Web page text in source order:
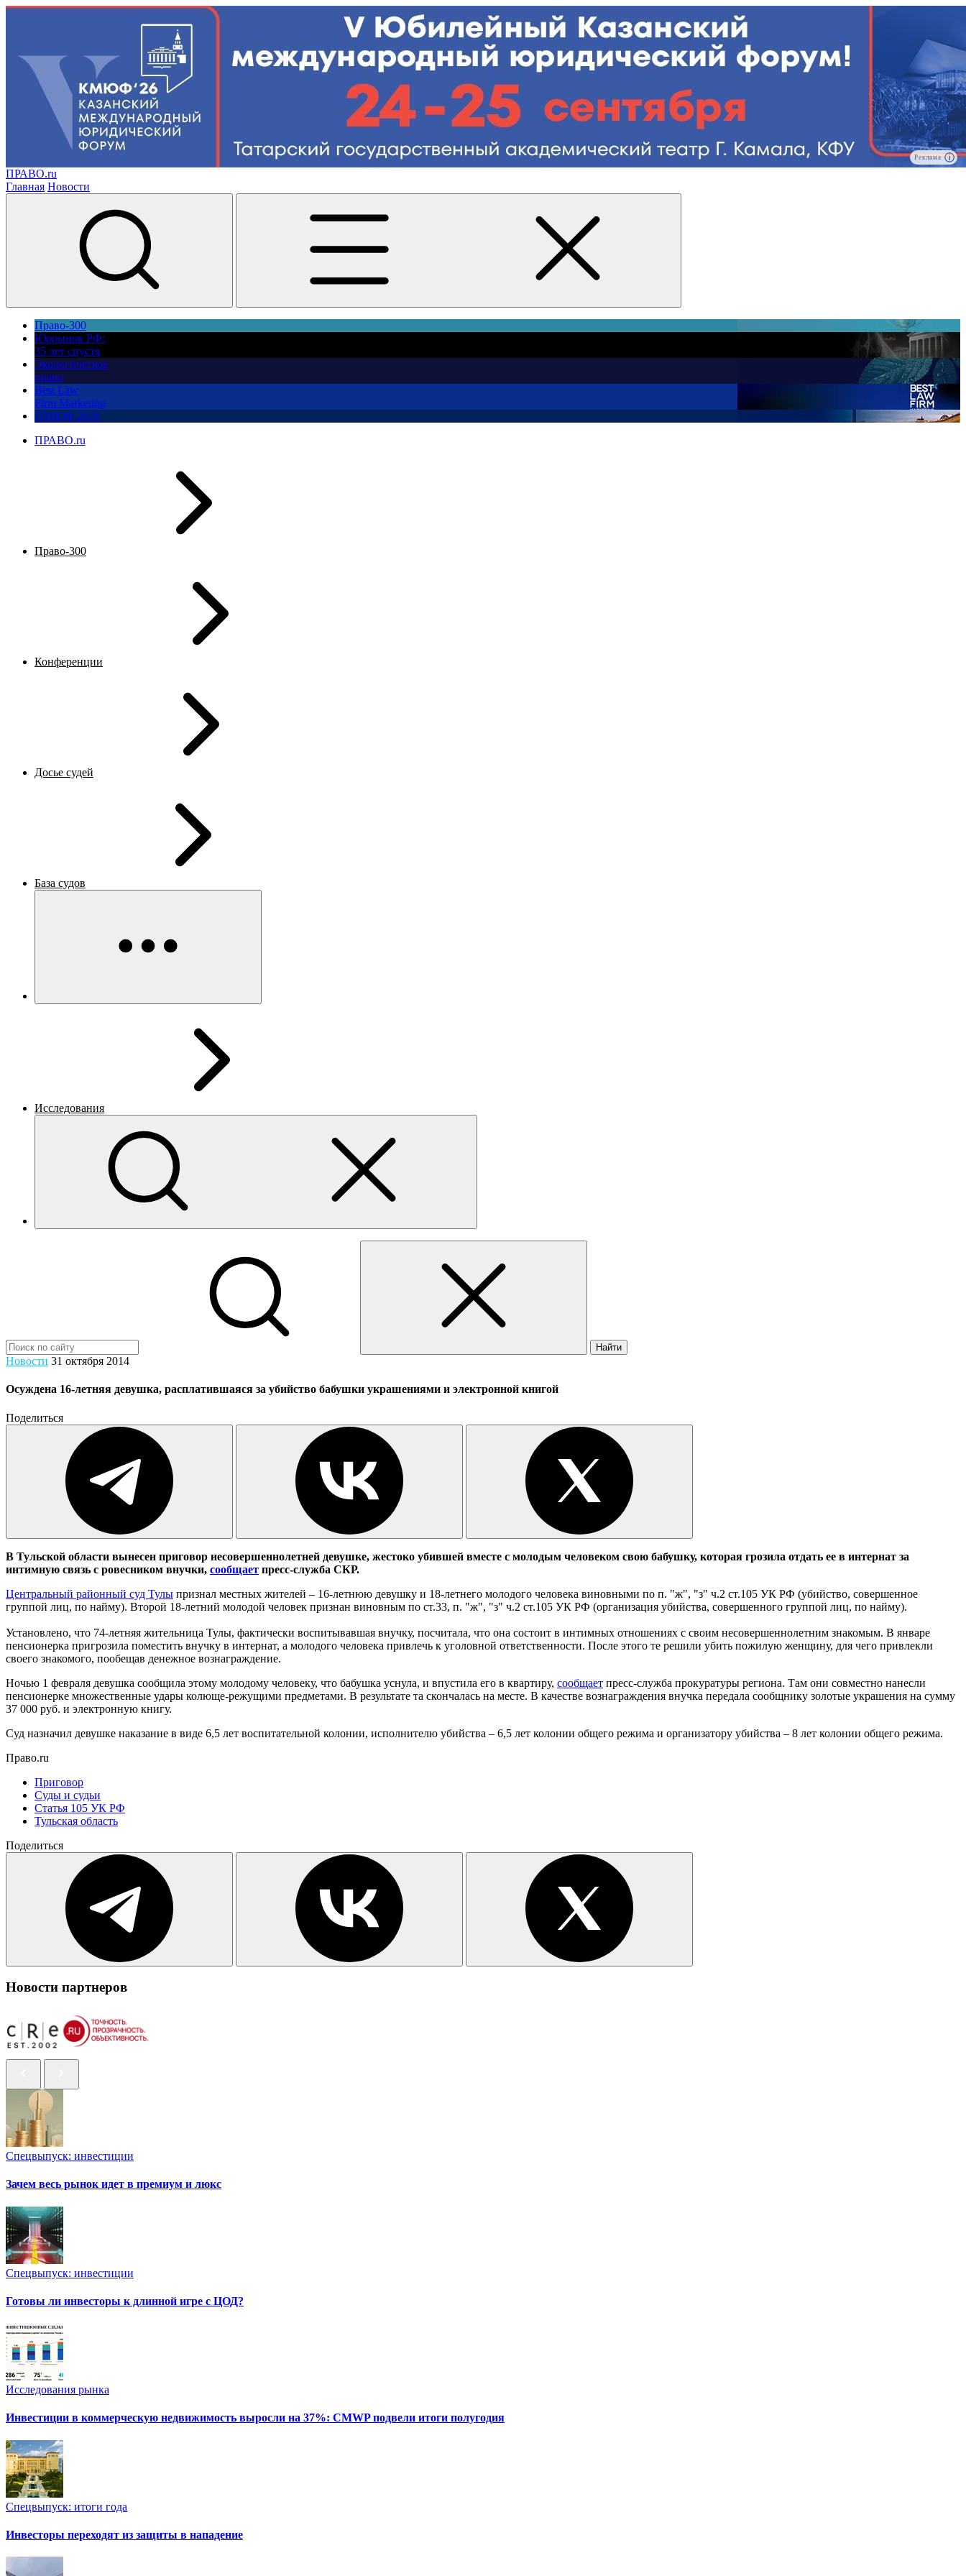
Реклама
ПРАВО.ru
Главная Новости
Право-300
Юррынок РФ:
35 лет спустя
Экологическое
право
Best Law
Firm Marketing
ПМЮФ 2026
ПРАВО.ru
Право-300
Конференции
Досье судей
База судов
Исследования
Найти
Новости 31 октября 2014
Осуждена 16-летняя девушка, расплатившаяся за убийство бабушки украшениями и электронной книгой
Поделиться
В Тульской области вынесен приговор несовершеннолетней девушке, жестоко убившей вместе с молодым человеком свою бабушку, которая грозила отдать ее в интернат за
интимную связь с ровесником внучки, сообщает пресс-служба СКР.
Центральный районный суд Тулы признал местных жителей – 16-летнюю девушку и 18-летнего молодого человека виновными по п. "ж", "з" ч.2 ст.105 УК РФ (убийство, совершенное
группой лиц, по найму). Второй 18-летний молодой человек признан виновным по ст.33, п. "ж", "з" ч.2 ст.105 УК РФ (организация убийства, совершенного группой лиц, по найму).
Установлено, что 74-летняя жительница Тулы, фактически воспитывавшая внучку, посчитала, что она состоит в интимных отношениях с своим несовершеннолетним знакомым. В январе
пенсионерка пригрозила поместить внучку в интернат, а молодого человека привлечь к уголовной ответственности. После этого те решили убить пожилую женщину, для чего привлекли
своего знакомого, пообещав денежное вознаграждение.
Ночью 1 февраля девушка сообщила этому молодому человеку, что бабушка уснула, и впустила его в квартиру, сообщает пресс-служба прокуратуры региона. Там они совместно нанесли
пенсионерке множественные удары колюще-режущими предметами. В результате та скончалась на месте. В качестве вознаграждения внучка передала сообщнику золотые украшения на сумму
37 000 руб. и электронную книгу.
Суд назначил девушке наказание в виде 6,5 лет воспитательной колонии, исполнителю убийства – 6,5 лет колонии общего режима и организатору убийства – 8 лет колонии общего режима.
Право.ru
Приговор
Суды и судьи
Статья 105 УК РФ
Тульская область
Поделиться
Новости партнеров
Спецвыпуск: инвестиции
Зачем весь рынок идет в премиум и люкс
Спецвыпуск: инвестиции
Готовы ли инвесторы к длинной игре с ЦОД?
Исследования рынка
Инвестиции в коммерческую недвижимость выросли на 37%: CMWP подвели итоги полугодия
Спецвыпуск: итоги года
Инвесторы переходят из защиты в нападение